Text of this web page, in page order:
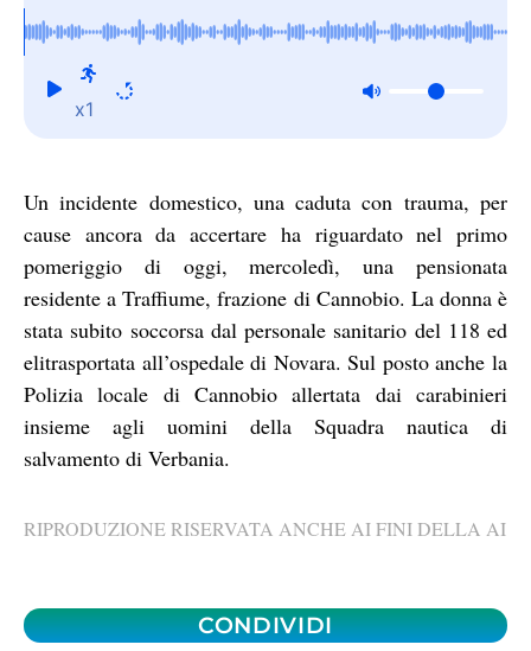
elitrasportata a Novara
x1
Un incidente domestico, una caduta con trauma, per
cause ancora da accertare ha riguardato nel primo
pomeriggio di oggi, mercoledì, una pensionata
residente a Traffiume, frazione di Cannobio. La donna è
stata subito soccorsa dal personale sanitario del 118 ed
elitrasportata all’ospedale di Novara. Sul posto anche la
Polizia locale di Cannobio allertata dai carabinieri
insieme agli uomini della Squadra nautica di
salvamento di Verbania.
RIPRODUZIONE RISERVATA ANCHE AI FINI DELLA AI
CONDIVIDI